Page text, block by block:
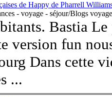
de Happy de Pharrell
- voyage - séjour/Blogs
Bastia
version fun
Dans cette
...